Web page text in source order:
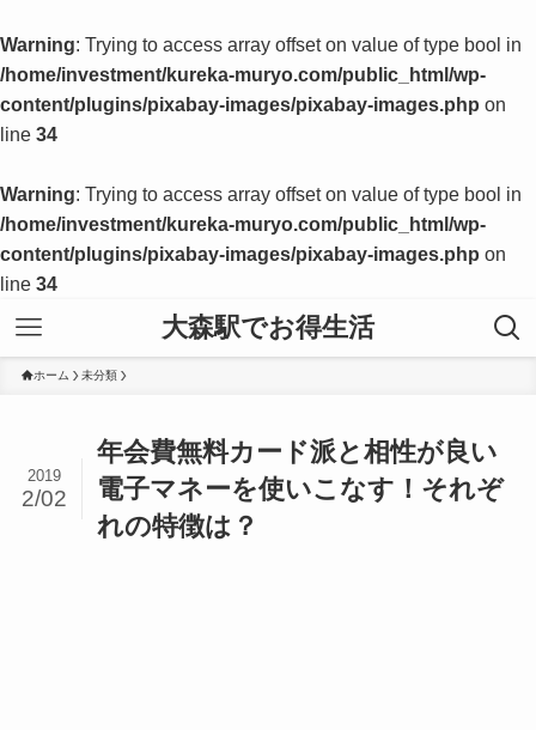
Warning: Trying to access array offset on value of type bool in
/home/investment/kureka-muryo.com/public_html/wp-
content/plugins/pixabay-images/pixabay-images.php on
line 34
Warning: Trying to access array offset on value of type bool in
/home/investment/kureka-muryo.com/public_html/wp-
content/plugins/pixabay-images/pixabay-images.php on
line 34
大森駅でお得生活
ホーム 未分類
年会費無料カード派と相性が良い
電子マネーを使いこなす！それぞ
れの特徴は？
2019
2/02